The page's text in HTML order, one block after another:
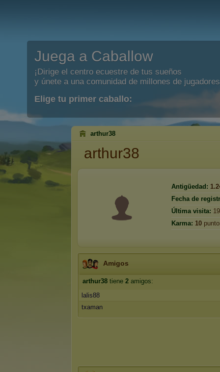
Juega a Caballow
¡Dirige el centro ecuestre de tus sueños
y únete a una comunidad de millones de
Elige tu primer caballo:
arthur38
arthur38
Antigüedad:
Fecha de
Última visita:
Karma: 10
Amigos
arthur38 tiene 2 amigos:
lalis88
txaman